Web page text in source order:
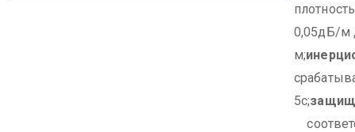
0,05дБ/м
м;
5с;